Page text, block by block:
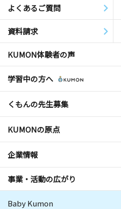
よくあるご質問
資料請求
KUMON体験者の声
学習中の方へ
くもんの先生募集
KUMONの原点
企業情報
事業・活動の広がり
Baby Kumon